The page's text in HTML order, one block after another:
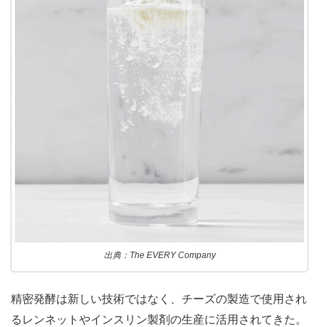
出典：The EVERY Company
精密発酵は新しい技術ではなく、チーズの製造で使用され
るレンネットやインスリン製剤の生産に活用されてきた。